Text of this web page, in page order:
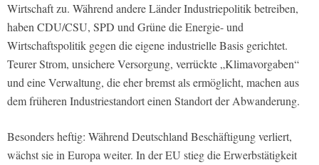
Wirtschaft zu. Während andere Länder Industriepolitik betreiben,
haben CDU/CSU, SPD und Grüne die Energie- und
Wirtschaftspolitik gegen die eigene industrielle Basis gerichtet.
Teurer Strom, unsichere Versorgung, verrückte „Klimavorgaben“
und eine Verwaltung, die eher bremst als ermöglicht, machen aus
dem früheren Industriestandort einen Standort der Abwanderung.
Besonders heftig: Während Deutschland Beschäftigung verliert,
wächst sie in Europa weiter. In der EU stieg die Erwerbstätigkeit